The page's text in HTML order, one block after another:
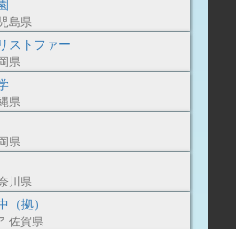
、 四球
、
島県
ストファー
県
県
県
川県
（拠）
佐賀県